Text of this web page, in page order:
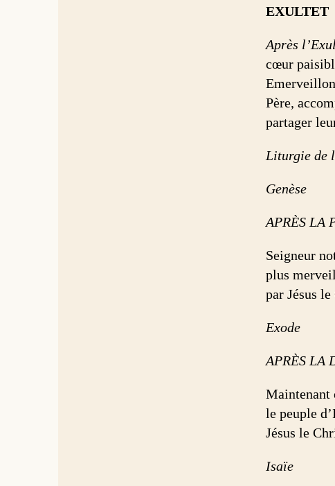
EXULTET
Après
cœur
Père,
partager
Liturgie de
Genèse
APRÈS LA
Seigneur
plus
par Jésus
Exode
APRÈS LA
Maintenant
le peuple
Jésus le
Isaïe